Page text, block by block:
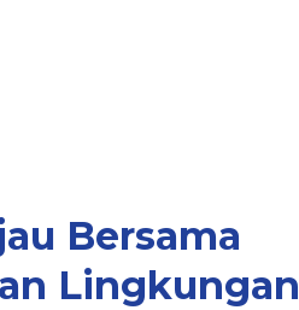
Bersama
Lingkungan